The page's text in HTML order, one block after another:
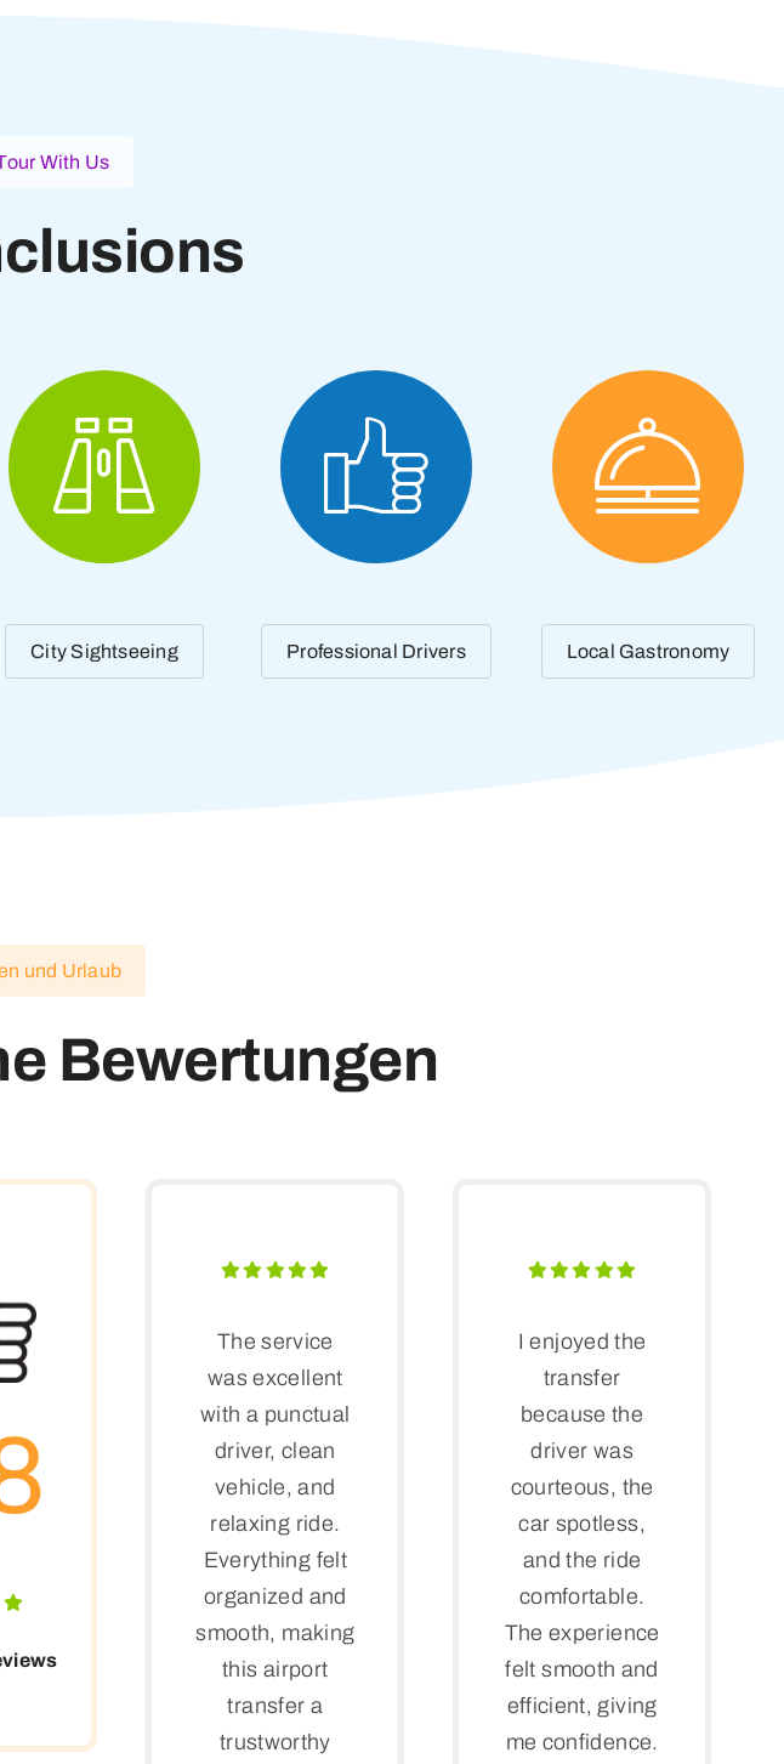
With Us
City Sightseeing Professional Drivers Local Gastronomy
und Urlaub
Bewertungen
The service
was excellent
with a punctual
driver, clean
vehicle, and
relaxing ride.
Everything felt
organized and
smooth, making
this airport
transfer a
trustworthy
I enjoyed the
transfer
because the
driver was
courteous, the
car spotless,
and the ride
comfortable.
The experience
felt smooth and
efficient, giving
me confidence.